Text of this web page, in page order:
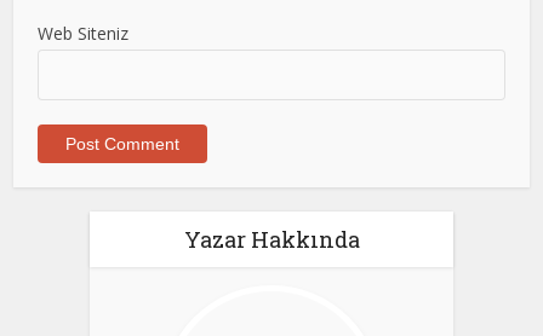
Web Siteniz
Yazar Hakkında